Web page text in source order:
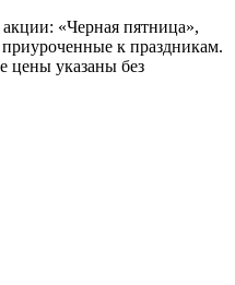
«Черная пятница»,
к праздникам.
цены указаны без